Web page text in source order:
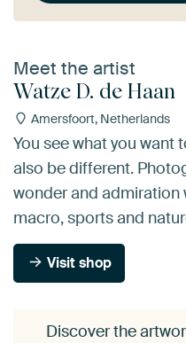
Meet the artist
Watze D. de Haan
Amersfoort, Netherlands
You see what you want
also be different.
wonder and admiration
macro, sports and
Visit shop
Discover the